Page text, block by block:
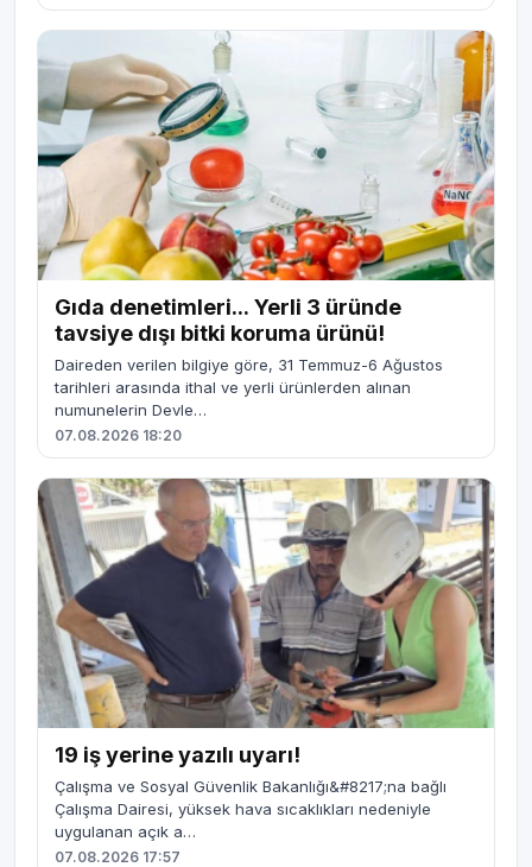
Gıda denetimleri... Yerli 3 üründe
tavsiye dışı bitki koruma ürünü!
Daireden verilen bilgiye göre, 31 Temmuz-6 Ağustos
tarihleri arasında ithal ve yerli ürünlerden alınan
numunelerin Devle…
07.08.2026 18:20
19 iş yerine yazılı uyarı!
Çalışma ve Sosyal Güvenlik Bakanlığı&#8217;na bağlı
Çalışma Dairesi, yüksek hava sıcaklıkları nedeniyle
uygulanan açık a…
07.08.2026 17:57